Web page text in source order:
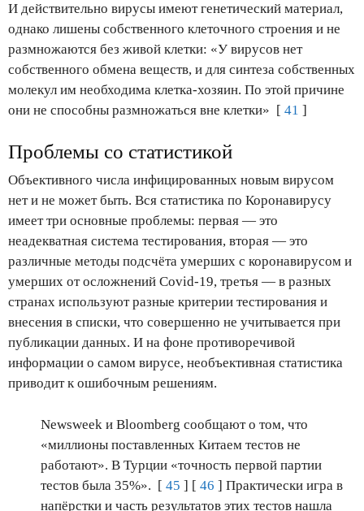
И действительно вирусы имеют генетический материал,
однако лишены собственного клеточного строения и не
размножаются без живой клетки: «У вирусов нет
собственного обмена веществ, и для синтеза собственных
молекул им необходима клетка-хозяин. По этой причине
они не способны размножаться вне клетки» [ 41 ]
Проблемы со статистикой
Объективного числа инфицированных новым вирусом
нет и не может быть. Вся статистика по Коронавирусу
имеет три основные проблемы: первая — это
неадекватная система тестирования, вторая — это
различные методы подсчёта умерших с коронавирусом и
умерших от осложнений Covid-19, третья — в разных
странах используют разные критерии тестирования и
внесения в списки, что совершенно не учитывается при
публикации данных. И на фоне противоречивой
информации о самом вирусе, необъективная статистика
приводит к ошибочным решениям.
Newsweek и Bloomberg сообщают о том, что
«миллионы поставленных Китаем тестов не
работают». В Турции «точность первой партии
тестов была 35%». [ 45 ] [ 46 ] Практически игра в
напёрстки и часть результатов этих тестов нашла